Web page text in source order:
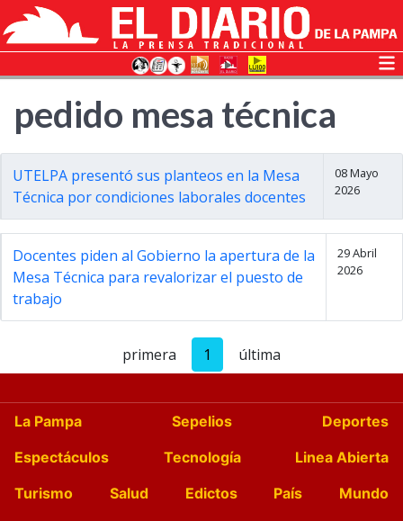
pedido mesa técnica
UTELPA presentó sus planteos en la Mesa
Técnica por condiciones laborales docentes
08 Mayo
2026
Docentes piden al Gobierno la apertura de la
Mesa Técnica para revalorizar el puesto de
trabajo
29 Abril
2026
primera 1 última
La Pampa Sepelios
Deportes
Espectáculos
Tecnología
Linea Abierta
Turismo
Salud Edictos País
Mundo